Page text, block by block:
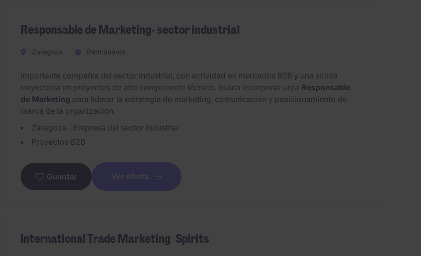
Responsable de Marketing- sector industrial
Zaragoza Permanente
Importante compañía del sector industrial, con actividad en mercados B2B y una sólida
trayectoria en proyectos de alto componente técnico, busca incorporar un/a Responsable
de Marketing para liderar la estrategia de marketing, comunicación y posicionamiento de
marca de la organización.
Zaragoza | Empresa del sector industrial
Proyectos B2B
Guardar Ver oferta
International Trade Marketing | Spirits